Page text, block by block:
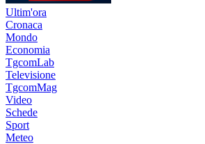
Ultim'ora
Cronaca
Mondo
Economia
TgcomLab
Televisione
TgcomMag
Video
Schede
Sport
Meteo